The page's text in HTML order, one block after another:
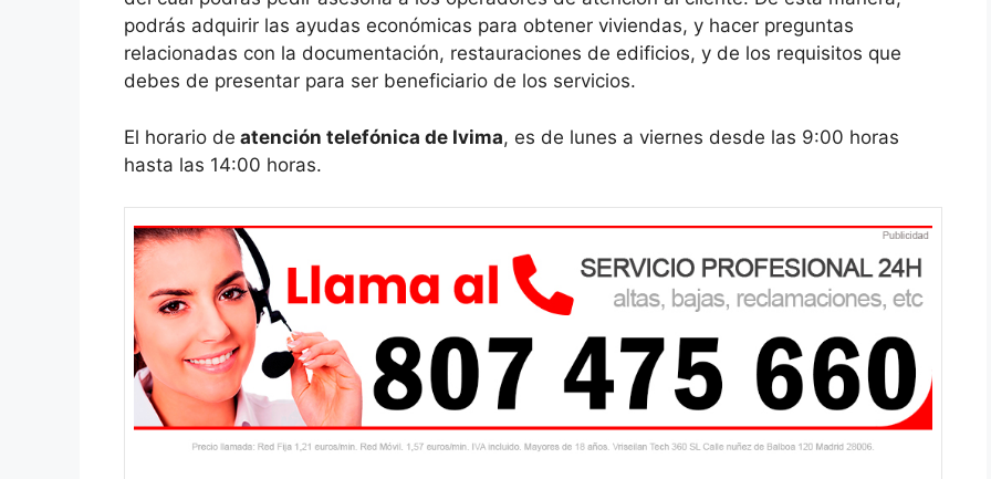
podrás adquirir las ayudas económicas para obtener viviendas, y hacer preguntas
relacionadas con la documentación, restauraciones de edificios, y de los requisitos que
debes de presentar para ser beneficiario de los servicios.
El horario de atención telefónica de Ivima, es de lunes a viernes desde las 9:00 horas
hasta las 14:00 horas.